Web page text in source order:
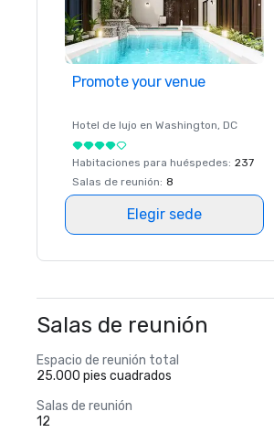
Promote your venue
Hotel de lujo en Washington, DC
Habitaciones para huéspedes: 237
Salas de reunión: 8
Elegir sede
Salas de reunión
Espacio de reunión total
25.000 pies cuadrados
Salas de reunión
12